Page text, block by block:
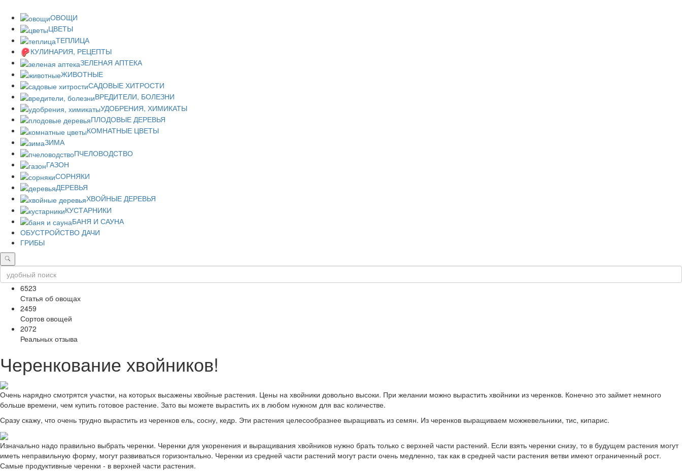
ОВОЩИ
ЦВЕТЫ
ТЕПЛИЦА
КУЛИНАРИЯ, РЕЦЕПТЫ
ЗЕЛЕНАЯ АПТЕКА
ЖИВОТНЫЕ
САДОВЫЕ ХИТРОСТИ
ВРЕДИТЕЛИ, БОЛЕЗНИ
УДОБРЕНИЯ, ХИМИКАТЫ
ПЛОДОВЫЕ ДЕРЕВЬЯ
КОМНАТНЫЕ ЦВЕТЫ
ЗИМА
ПЧЕЛОВОДСТВО
ГАЗОН
СОРНЯКИ
ДЕРЕВЬЯ
ХВОЙНЫЕ ДЕРЕВЬЯ
КУСТАРНИКИ
БАНЯ И САУНА
ОБУСТРОЙСТВО ДАЧИ
ГРИБЫ
6523
Статья об овощах
2459
Сортов овощей
2072
Реальных отзыва
Черенкование хвойников!
Очень нарядно смотрятся участки, на которых высажены хвойные растения. Цены на хвойники довольно высоки. При желании можно вырастить хвойники из черенков. Конечно это займет немного
больше времени, чем купить готовое растение. Зато вы можете вырастить их в любом нужном для вас количестве.
Сразу скажу, что очень трудно вырастить из черенков ель, сосну, кедр. Эти растения целесообразнее выращивать из семян. Из черенков выращиваем можжевельники, тис, кипарис.
Изначально надо правильно выбрать черенки. Черенки для укоренения и выращивания хвойников нужно брать только с верхней части растений. Если взять черенки снизу, то в будущем растения могут
иметь неправильную форму, могут развиваться горизонтально. Черенки из средней части растений могут расти очень медленно, так как в средней части растения ветви имеют ограниченный рост.
Самые продуктивные черенки - в верхней части растения.